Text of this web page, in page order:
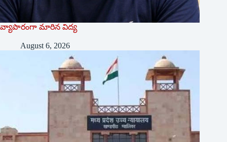
వ్యాపారంగా మారిన విద్య‌
August 6, 2026